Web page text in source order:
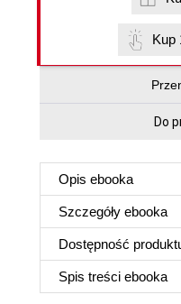
Kup
Do
Opis ebooka
Szczegóły ebooka
Dostępność
Spis treści ebooka